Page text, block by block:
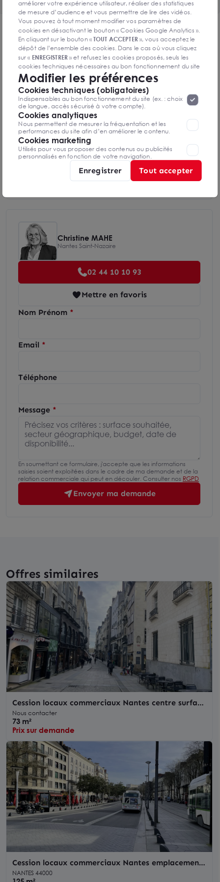
DPE & GES
Diagnostic de performance énergétique
Diagnostics DPE en cours de réalisation
Indice d'émission de gaz à effet de serre
Diagnostics GES en cours de réalisation
Christine MAHE
Nantes Saint-Nazaire
02 44 10 10 93
Mettre en favoris
Nom Prénom
Email
Téléphone
Message
En soumettant ce formulaire, j'accepte que les informations
saisies soient exploitées dans le cadre de ma demande et de la
relation commerciale qui peut en découler. Consulter nos RGPD
Envoyer ma demande
Offres similaires
Cession locaux commerciaux Nantes centre surface
de vente et réserve
Nous contacter
73 m²
Prix sur demande
Cession locaux commerciaux Nantes emplacement
central proche tram
NANTES 44000
améliorer votre expérience utilisateur, réaliser des statistiques
de mesure d’audience et vous permettre de lire des vidéos.
Vous pouvez à tout moment modifier vos paramètres de
cookies en désactivant le bouton « Cookies Google Analytics ».
En cliquant sur le bouton «TOUT ACCEPTER», vous acceptez le
dépôt de l’ensemble des cookies. Dans le cas où vous cliquez
sur « ENREGISTRER» et refusez les cookies proposés, seuls les
cookies techniques nécessaires au bon fonctionnement du site
seront déposés. Pour plus d’informations, vous pouvez consulter
la page«Protection des données à caractère
personnel ».Lorsque vous naviguez sur notre site internet, il
peut être amenée à déposer des cookies. Vous avez la
possibilité de désactiver les cookies, ces réglages ne seront
valables que sur le navigateur que vous utilisez actuellement
Modifier les préférences
Cookies techniques (obligatoires)
Indispensables au bon fonctionnement du site (ex. : choix
de langue, accès sécurisé à votre compte).
Cookies analytiques
Nous permettent de mesurer la fréquentation et les
performances du site afin d’en améliorer le contenu.
Cookies marketing
Utilisés pour vous proposer des contenus ou publicités
personnalisés en fonction de votre navigation.
Enregistrer Tout accepter